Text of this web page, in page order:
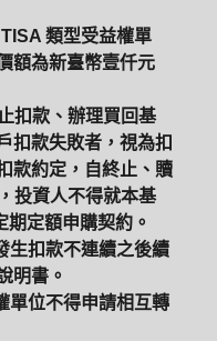
壽星優惠
拉丁美洲
類型受益權單
額為新臺幣壹仟元
扣款、辦理買回基
扣款失敗者，視為扣
款約定，自終止、贖
投資人不得就本基
定額申購契約。
生扣款不連續之後續
明書。
單位不得申請相互轉